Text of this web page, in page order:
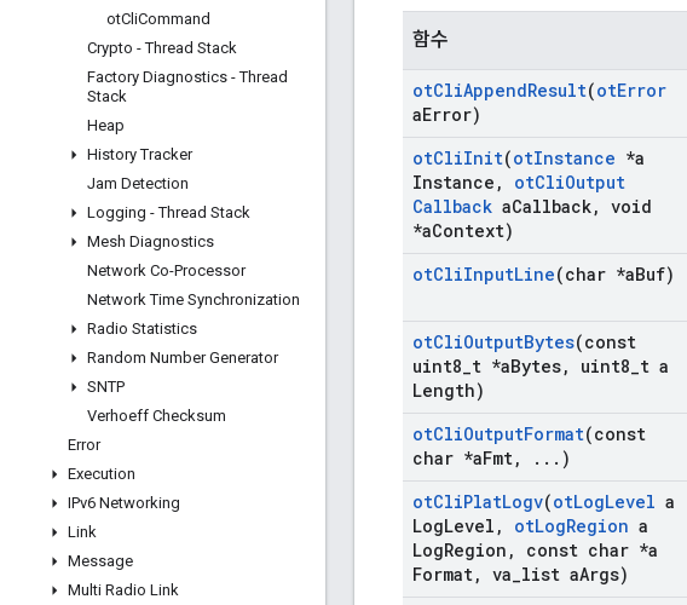
otCliCommand
Crypto - Thread Stack
Factory Diagnostics - Thread
Stack
Heap
History Tracker
Jam Detection
Logging - Thread Stack
Mesh Diagnostics
Network Co-Processor
Network Time Synchronization
Radio Statistics
Random Number Generator
SNTP
Verhoeff Checksum
Error
Execution
IPv6 Networking
Link
Message
Multi Radio Link
함수
otCliAppendResult(otError
aError)
otCliInit(otInstance *a
Instance , otCliOutput
Callback aCallback, void
*aContext)
otCliInputLine(char *aBuf)
otCliOutputBytes(const
uint8 t *aBytes, uint8 t a
Length)
otCliOutputFormat(const
char *aFmt, . . . )
otCliPlatLogv(otLogLevel a
LogLevel , otLogRegion a
LogRegion ,
const char *a
Format, va list aArgs)